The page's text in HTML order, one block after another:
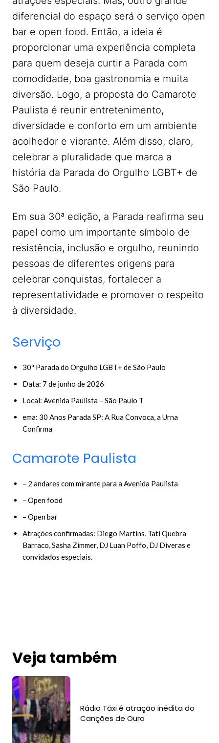
diferencial do espaço será o serviço open
bar e open food. Então, a ideia é
proporcionar uma experiência completa
para quem deseja curtir a Parada com
comodidade, boa gastronomia e muita
diversão. Logo, a proposta do Camarote
Paulista é reunir entretenimento,
diversidade e conforto em um ambiente
acolhedor e vibrante. Além disso, claro,
celebrar a pluralidade que marca a
história da Parada do Orgulho LGBT+ de
São Paulo.
Em sua 30ª edição, a Parada reafirma seu
papel como um importante símbolo de
resistência, inclusão e orgulho, reunindo
pessoas de diferentes origens para
celebrar conquistas, fortalecer a
representatividade e promover o respeito
à diversidade.
Serviço
30ª Parada do Orgulho LGBT+ de São Paulo
Data: 7 de junho de 2026
Local: Avenida Paulista – São Paulo T
ema: 30 Anos Parada SP: A Rua Convoca, a Urna
Confirma
Camarote Paulista
– 2 andares com mirante para a Avenida Paulista
– Open food
– Open bar
Atrações confirmadas: Diego Martins, Tati Quebra
Barraco, Sasha Zimmer, DJ Luan Poffo, DJ Diveras e
convidados especiais.
Veja também
Rádio Táxi é atração inédita do
Canções de Ouro